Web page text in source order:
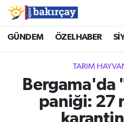
GÜNDEM ÖZELHABER
TARIM
Bergama'da
paniği: 27
İzmir Nöbetçi Eczaneler
İzmir Namaz Vakitleri
İzmir Trafik Yoğunluk